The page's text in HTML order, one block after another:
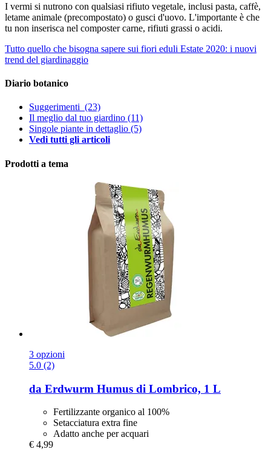
I vermi si nutrono con qualsiasi rifiuto vegetale, inclusi pasta, caffè,
letame animale (precompostato) o gusci d'uovo. L'importante è che
tu non inserisca nel composter carne, rifiuti grassi o acidi.
Tutto quello che bisogna sapere sui fiori eduli Estate 2020: i nuovi
trend del giardinaggio
Diario botanico
Suggerimenti (23)
Il meglio dal tuo giardino (11)
Singole piante in dettaglio (5)
Vedi tutti gli articoli
Prodotti a tema
3 opzioni
5.0 (2)
da Erdwurm Humus di Lombrico, 1 L
Fertilizzante organico al 100%
Setacciatura extra fine
Adatto anche per acquari
€ 4,99